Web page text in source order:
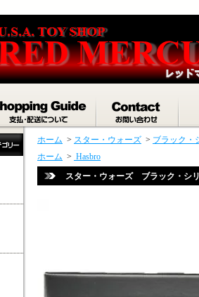
ホーム > スター・ウォーズ > ブラック・
ホーム > Hasbro
スター・ウォーズ ブラック・シ